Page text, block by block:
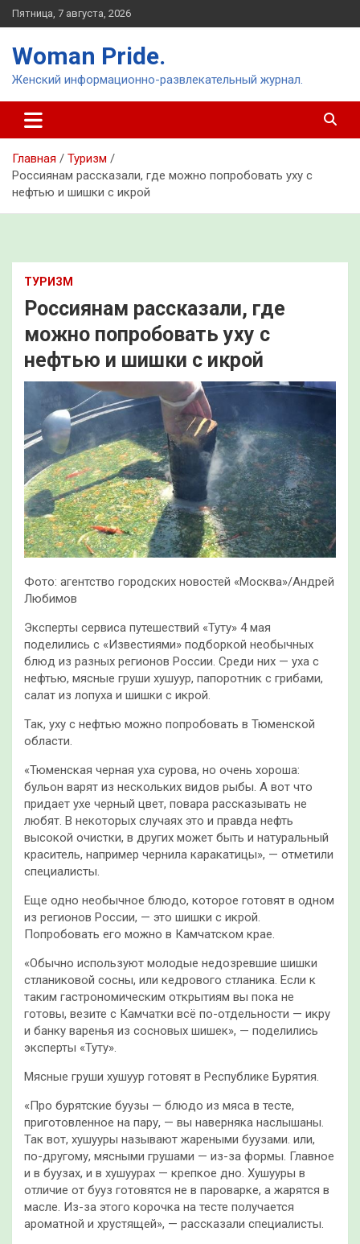
Перейти
к
Пятница, 7 августа, 2026
Woman Pride.
Женский информационно-развлекательный журнал.
Главная
Туризм
Россиянам рассказали, где можно попробовать уху с
нефтью и шишки с икрой
ТУРИЗМ
Россиянам рассказали, где
можно попробовать уху с
нефтью и шишки с икрой
Фото: агентство городских новостей «Москва»/Андрей
Любимов
Эксперты сервиса путешествий «Туту» 4 мая
поделились с «Известиями» подборкой необычных
блюд из разных регионов России. Среди них — уха с
нефтью, мясные груши хушуур, папоротник с грибами,
салат из лопуха и шишки с икрой.
Так, уху с нефтью можно попробовать в Тюменской
области.
«Тюменская черная уха сурова, но очень хороша:
бульон варят из нескольких видов рыбы. А вот что
придает ухе черный цвет, повара рассказывать не
любят. В некоторых случаях это и правда нефть
высокой очистки, в других может быть и натуральный
краситель, например чернила каракатицы», — отметили
специалисты.
Еще одно необычное блюдо, которое готовят в одном
из регионов России, — это шишки с икрой.
Попробовать его можно в Камчатском крае.
«Обычно используют молодые недозревшие шишки
стланиковой сосны, или кедрового стланика. Если к
таким гастрономическим открытиям вы пока не
готовы, везите с Камчатки всё по-отдельности — икру
и банку варенья из сосновых шишек», — поделились
эксперты «Туту».
Мясные груши хушуур готовят в Республике Бурятия.
«Про бурятские буузы — блюдо из мяса в тесте,
приготовленное на пару, — вы наверняка наслышаны.
Так вот, хушууры называют жареными буузами. или,
по-другому, мясными грушами — из-за формы. Главное
и в буузах, и в хушуурах — крепкое дно. Хушууры в
отличие от бууз готовятся не в пароварке, а жарятся в
масле. Из-за этого корочка на тесте получается
ароматной и хрустящей», — рассказали специалисты.